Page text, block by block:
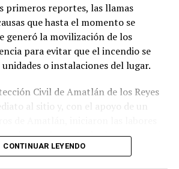
primeros reportes, las llamas
que hasta el momento se
generó la movilización de los
para evitar que el incendio se
o instalaciones del lugar.
Civil de Amatlán de los Reyes
al sitio y, con el apoyo de un
logrando controlar la emergencia
de trabajo.
CONTINUAR LEYENDO